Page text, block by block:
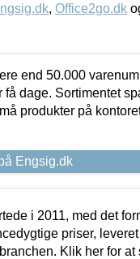
, Office2go.dk
end 50.000
få dage. Sortimentet
produkter på
Engsig.dk
i 2011, med det
priser,
Klik her for at